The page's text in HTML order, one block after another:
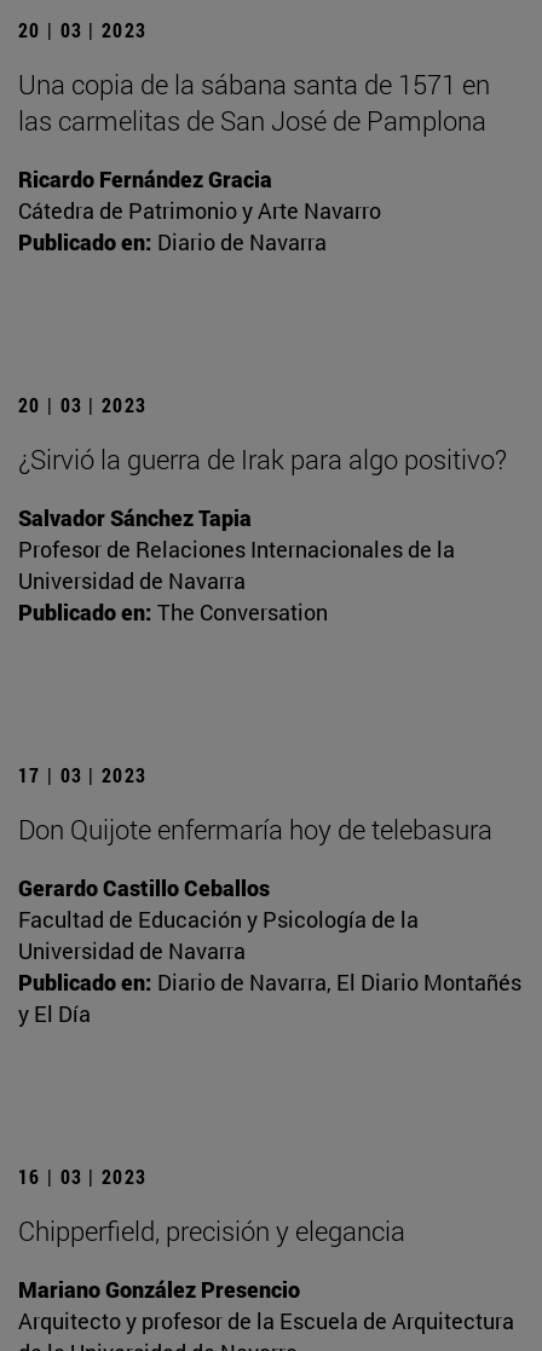
20 | 03 | 2023
Una copia de la sábana santa de 1571 en
las carmelitas de San José de Pamplona
Ricardo Fernández Gracia
Cátedra de Patrimonio y Arte Navarro
Publicado en: Diario de Navarra
20 | 03 | 2023
¿Sirvió la guerra de Irak para algo positivo?
Salvador Sánchez Tapia
Profesor de Relaciones Internacionales de la
Universidad de Navarra
Publicado en: The Conversation
17 | 03 | 2023
Don Quijote enfermaría hoy de telebasura
Gerardo Castillo Ceballos
Facultad de Educación y Psicología de la
Universidad de Navarra
Publicado en: Diario de Navarra, El Diario Montañés
y El Día
16 | 03 | 2023
Chipperfield, precisión y elegancia
Mariano González Presencio
Arquitecto y profesor de la Escuela de Arquitectura